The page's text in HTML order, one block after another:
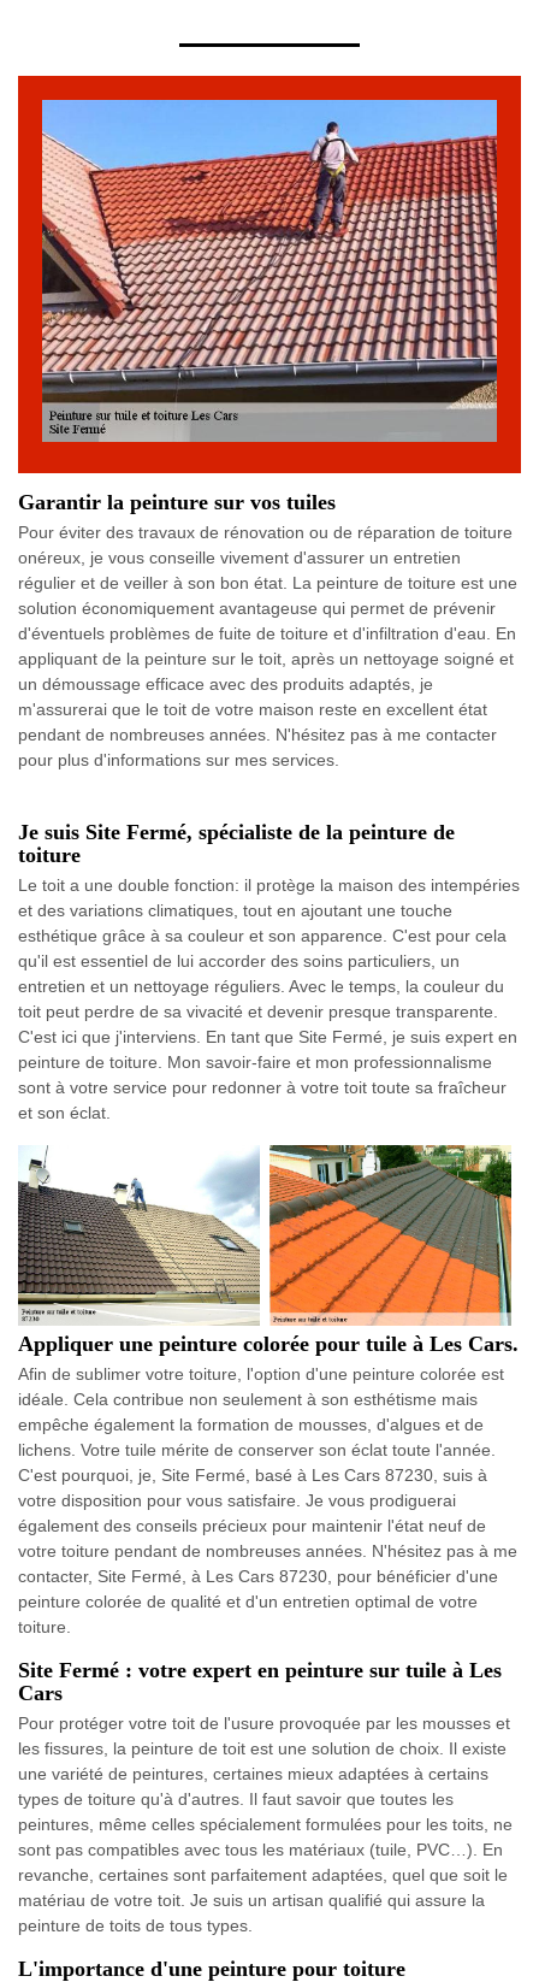
Garantir la peinture sur vos tuiles
Pour éviter des travaux de rénovation ou de réparation de toiture
onéreux, je vous conseille vivement d'assurer un entretien
régulier et de veiller à son bon état. La peinture de toiture est une
solution économiquement avantageuse qui permet de prévenir
d'éventuels problèmes de fuite de toiture et d'infiltration d'eau. En
appliquant de la peinture sur le toit, après un nettoyage soigné et
un démoussage efficace avec des produits adaptés, je
m'assurerai que le toit de votre maison reste en excellent état
pendant de nombreuses années. N'hésitez pas à me contacter
pour plus d'informations sur mes services.
Je suis Site Fermé, spécialiste de la peinture de
toiture
Le toit a une double fonction: il protège la maison des intempéries
et des variations climatiques, tout en ajoutant une touche
esthétique grâce à sa couleur et son apparence. C'est pour cela
qu'il est essentiel de lui accorder des soins particuliers, un
entretien et un nettoyage réguliers. Avec le temps, la couleur du
toit peut perdre de sa vivacité et devenir presque transparente.
C'est ici que j'interviens. En tant que Site Fermé, je suis expert en
peinture de toiture. Mon savoir-faire et mon professionnalisme
sont à votre service pour redonner à votre toit toute sa fraîcheur
et son éclat.
Appliquer une peinture colorée pour tuile à Les Cars.
Afin de sublimer votre toiture, l'option d'une peinture colorée est
idéale. Cela contribue non seulement à son esthétisme mais
empêche également la formation de mousses, d'algues et de
lichens. Votre tuile mérite de conserver son éclat toute l'année.
C'est pourquoi, je, Site Fermé, basé à Les Cars 87230, suis à
votre disposition pour vous satisfaire. Je vous prodiguerai
également des conseils précieux pour maintenir l'état neuf de
votre toiture pendant de nombreuses années. N'hésitez pas à me
contacter, Site Fermé, à Les Cars 87230, pour bénéficier d'une
peinture colorée de qualité et d'un entretien optimal de votre
toiture.
Site Fermé : votre expert en peinture sur tuile à Les
Cars
Pour protéger votre toit de l'usure provoquée par les mousses et
les fissures, la peinture de toit est une solution de choix. Il existe
une variété de peintures, certaines mieux adaptées à certains
types de toiture qu'à d'autres. Il faut savoir que toutes les
peintures, même celles spécialement formulées pour les toits, ne
sont pas compatibles avec tous les matériaux (tuile, PVC…). En
revanche, certaines sont parfaitement adaptées, quel que soit le
matériau de votre toit. Je suis un artisan qualifié qui assure la
peinture de toits de tous types.
L'importance d'une peinture pour toiture